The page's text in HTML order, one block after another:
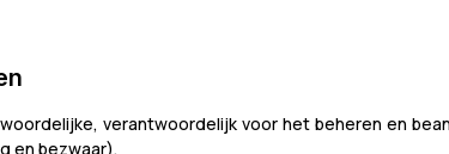
verantwoordelijk voor het beheren en
en bezwaar).